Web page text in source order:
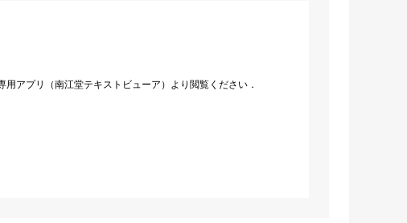
アプリ（南江堂テキストビューア）より閲覧ください．